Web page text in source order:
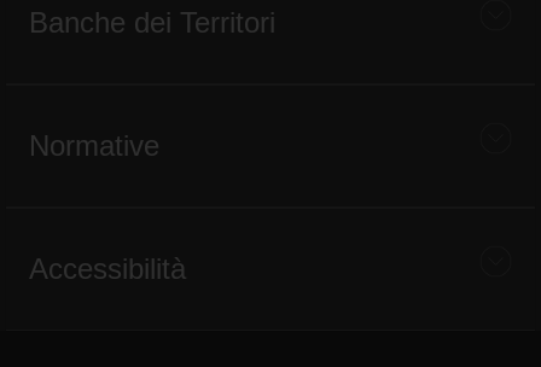
Banche dei Territori
Normative
Accessibilità